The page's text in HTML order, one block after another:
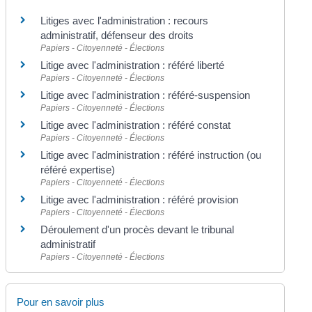
Litiges avec l'administration : recours
administratif, défenseur des droits
Papiers - Citoyenneté - Élections
Litige avec l'administration : référé liberté
Papiers - Citoyenneté - Élections
Litige avec l'administration : référé-suspension
Papiers - Citoyenneté - Élections
Litige avec l'administration : référé constat
Papiers - Citoyenneté - Élections
Litige avec l'administration : référé instruction (ou
référé expertise)
Papiers - Citoyenneté - Élections
Litige avec l'administration : référé provision
Papiers - Citoyenneté - Élections
Déroulement d'un procès devant le tribunal
administratif
Papiers - Citoyenneté - Élections
Pour en savoir plus